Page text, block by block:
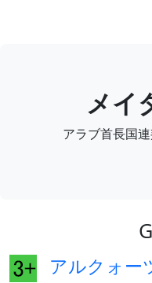
メイ
アラブ首長国
アルクォー